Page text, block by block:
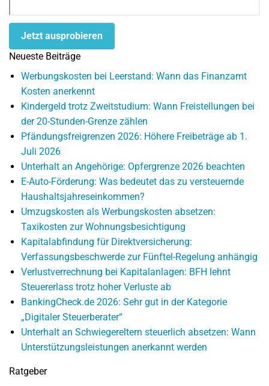
Jetzt ausprobieren
Neueste Beiträge
Werbungskosten bei Leerstand: Wann das Finanzamt
Kosten anerkennt
Kindergeld trotz Zweitstudium: Wann Freistellungen bei
der 20-Stunden-Grenze zählen
Pfändungsfreigrenzen 2026: Höhere Freibeträge ab 1.
Juli 2026
Unterhalt an Angehörige: Opfergrenze 2026 beachten
E-Auto-Förderung: Was bedeutet das zu versteuernde
Haushaltsjahreseinkommen?
Umzugskosten als Werbungskosten absetzen:
Taxikosten zur Wohnungsbesichtigung
Kapitalabfindung für Direktversicherung:
Verfassungsbeschwerde zur Fünftel-Regelung anhängig
Verlustverrechnung bei Kapitalanlagen: BFH lehnt
Steuererlass trotz hoher Verluste ab
BankingCheck.de 2026: Sehr gut in der Kategorie
„Digitaler Steuerberater“
Unterhalt an Schwiegereltern steuerlich absetzen: Wann
Unterstützungsleistungen anerkannt werden
Ratgeber